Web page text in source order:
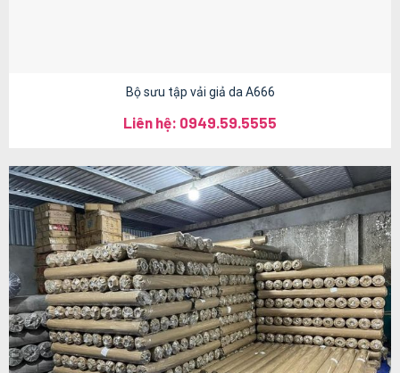
Bộ sưu tập vải giả da A666
Liên hệ: 0949.59.5555